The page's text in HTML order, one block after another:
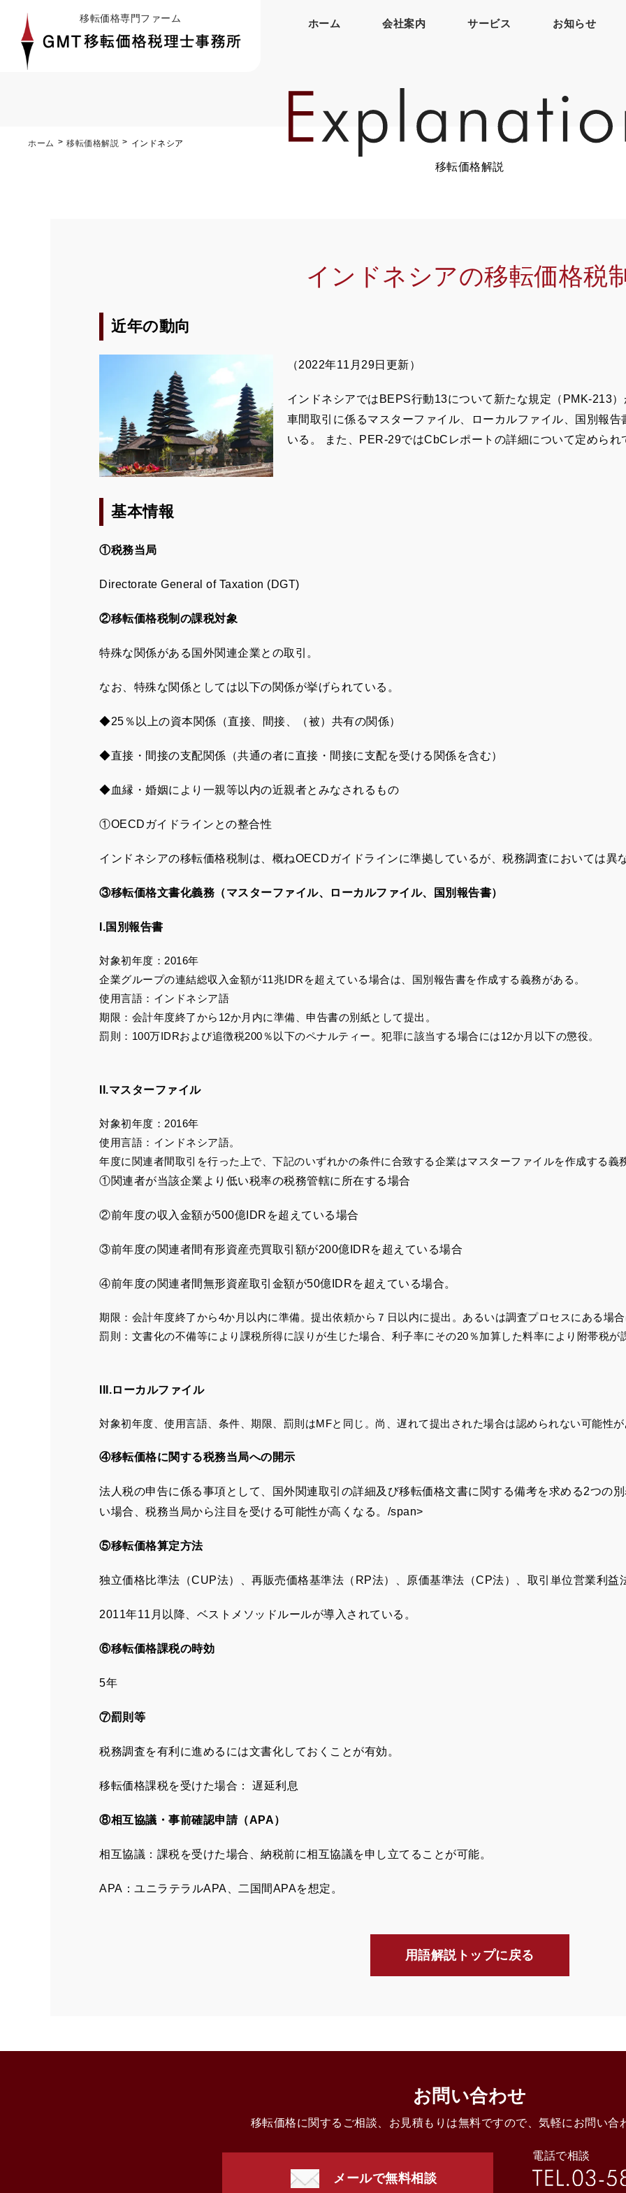
移転価格専門ファーム ホーム 会社案内 サービス お知らせ
ホーム 移転価格解説 インドネシア
移転価格解説
インドネシアの移転価格税制
近年の動向
（2022年11月29日更新）
インドネシアではBEPS行動13について新たな規定（PMK-213
車間取引に係るマスターファイル、ローカルファイル、国別報
いる。 また、PER-29ではCbCレポートの詳細について定められ
基本情報
①税務当局
Directorate General of Taxation (DGT)
②移転価格税制の課税対象
特殊な関係がある国外関連企業との取引。
なお、特殊な関係としては以下の関係が挙げられている。
◆25％以上の資本関係（直接、間接、（被）共有の関係）
◆直接・間接の支配関係（共通の者に直接・間接に支配を受ける関係を含む）
◆血縁・婚姻により一親等以内の近親者とみなされるもの
①OECDガイドラインとの整合性
インドネシアの移転価格税制は、概ねOECDガイドラインに準拠しているが、税務調査においては異
③移転価格文書化義務（マスターファイル、ローカルファイル、国別報告書）
I.国別報告書
対象初年度：2016年
企業グループの連結総収入金額が11兆IDRを超えている場合は、国別報告書を作成する義務がある。
使用言語：インドネシア語
期限：会計年度終了から12か月内に準備、申告書の別紙として提出。
罰則：100万IDRおよび追徴税200％以下のペナルティー。犯罪に該当する場合には12か月以下の懲役。
II.マスターファイル
対象初年度：2016年
使用言語：インドネシア語。
年度に関連者間取引を行った上で、下記のいずれかの条件に合致する企業はマスターファイルを作成する義
①関連者が当該企業より低い税率の税務管轄に所在する場合
②前年度の収入金額が500億IDRを超えている場合
③前年度の関連者間有形資産売買取引額が200億IDRを超えている場合
④前年度の関連者間無形資産取引金額が50億IDRを超えている場合。
期限：会計年度終了から4か月以内に準備。提出依頼から７日以内に提出。あるいは調査プロセスにある場合
罰則：文書化の不備等により課税所得に誤りが生じた場合、利子率にその20％加算した料率により附帯税が
III.ローカルファイル
対象初年度、使用言語、条件、期限、罰則はMFと同じ。尚、遅れて提出された場合は認められない可能性が
④移転価格に関する税務当局への開示
法人税の申告に係る事項として、国外関連取引の詳細及び移転価格文書に関する備考を求める2つの
い場合、税務当局から注目を受ける可能性が高くなる。/span>
⑤移転価格算定方法
独立価格比準法（CUP法）、再販売価格基準法（RP法）、原価基準法（CP法）、取引単位営業利益
2011年11月以降、ベストメソッドルールが導入されている。
⑥移転価格課税の時効
5年
⑦罰則等
税務調査を有利に進めるには文書化しておくことが有効。
移転価格課税を受けた場合： 遅延利息
⑧相互協議・事前確認申請（APA）
相互協議：課税を受けた場合、納税前に相互協議を申し立てることが可能。
APA：ユニラテラルAPA、二国間APAを想定。
用語解説トップに戻る
お問い合わせ
移転価格に関するご相談、お見積もりは無料ですので、気軽にお問い合
メールで無料相談
電話で相談